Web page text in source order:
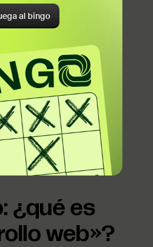
para la web?Ese es
web. Veamos
front end y back
y lenguajes de
utilizan para crear
brevemente cómo
en el desarrollo
¿qué es
web»?
al bingo